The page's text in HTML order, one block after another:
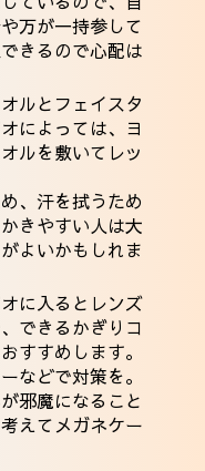
万が一持参して
きるので心配は
ルとフェイスタ
によっては、ヨ
ルを敷いてレッ
、汗を拭うため
きやすい人は大
よいかもしれま
に入るとレンズ
できるかぎりコ
すすめします。
などで対策を。
邪魔になること
えてメガネケー